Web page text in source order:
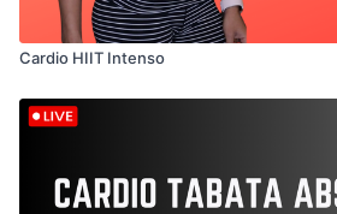
Cardio HIIT Intenso